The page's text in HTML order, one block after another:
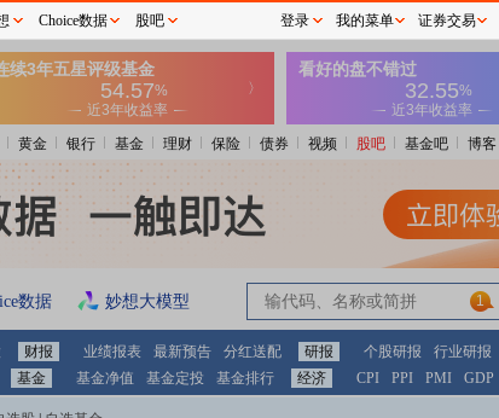
黄金 银行 基金 理财 保险 债券 视频 股吧 基金吧 博客
数据 妙想大模型 1
财报 业绩报表 最新预告 分红送配 研报 个股研报 行业研报
基金 基金净值 基金定投 基金排行 经济 CPI PPI PMI GDP
Choice数据 股吧 登录 我的菜单 证券交易